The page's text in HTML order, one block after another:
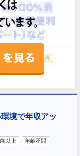
境で年収アッ
以上
年齢不問